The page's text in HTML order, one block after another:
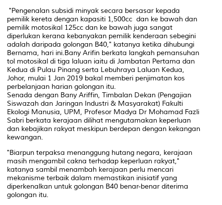
"Pengenalan subsidi minyak secara bersasar kepada
pemilik kereta dengan kapasiti 1,500cc dan ke bawah dan
pemilik motosikal 125cc dan ke bawah juga sangat
diperlukan kerana kebanyakan pemilik kenderaan sebegini
adalah daripada golongan B40," katanya ketika dihubungi
Bernama, hari ini.Bany Arifin berkata langkah pemansuhan
tol motosikal di tiga laluan iaitu di Jambatan Pertama dan
Kedua di Pulau Pinang serta Lebuhraya Laluan Kedua,
Johor, mulai 1 Jan 2019 bakal memberi penjimatan kos
perbelanjaan harian golongan itu.
Senada dengan Bany Ariffin, Timbalan Dekan (Pengajian
Siswazah dan Jaringan Industri & Masyarakat) Fakulti
Ekologi Manusia, UPM, Profesor Madya Dr Mohamad Fazli
Sabri berkata kerajaan dilihat mengutamakan keperluan
dan kebajikan rakyat meskipun berdepan dengan kekangan
kewangan.
"Biarpun terpaksa menanggung hutang negara, kerajaan
masih mengambil cakna terhadap keperluan rakyat,"
katanya sambil menambah kerajaan perlu mencari
mekanisme terbaik dalam memastikan inisiatif yang
diperkenalkan untuk golongan B40 benar-benar diterima
golongan itu.